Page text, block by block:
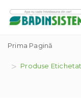
Prima Pagină
Produse